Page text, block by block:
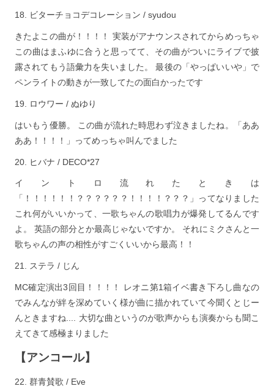
ビターチョコデコレーション / syudou
きたよこの曲が！！！！ 実装がアナウンスされてからめっちゃ
この曲はまふゆに合うと思ってて、その曲がついにライブで披
露されてもう語彙力を失いました。 最後の「やっぱいいや」で
ペンライトの動きが一致してたの面白かったです
ロウワー / ぬゆり
はいもう優勝。 この曲が流れた時思わず泣きましたね。「ああ
ああ！！！！」ってめっちゃ叫んでました
ヒバナ / DECO*27
イントロ流れたときは
「！！！！！！？？？？？？！！！！？？？」ってなりました
これ何がいいかって、一歌ちゃんの歌唱力が爆発してるんです
よ。 英語の部分とか最高じゃないですか。 それにミクさんと一
歌ちゃんの声の相性がすごくいいから最高！！
ステラ / じん
MC確定演出3回目！！！！ レオニ第1箱イベ書き下ろし曲なの
でみんなが絆を深めていく様が曲に描かれていて今聞くとじー
んときますね.... 大切な曲というのが歌声からも演奏からも聞こ
えてきて感極まりました
【アンコール】
群青賛歌 / Eve